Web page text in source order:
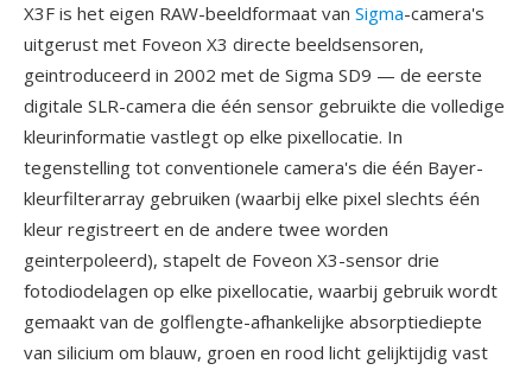
X3F is het eigen RAW-beeldformaat van Sigma-camera's
uitgerust met Foveon X3 directe beeldsensoren,
geintroduceerd in 2002 met de Sigma SD9 — de eerste
digitale SLR-camera die één sensor gebruikte die volledige
kleurinformatie vastlegt op elke pixellocatie. In
tegenstelling tot conventionele camera's die één Bayer-
kleurfilterarray gebruiken (waarbij elke pixel slechts één
kleur registreert en de andere twee worden
geinterpoleerd), stapelt de Foveon X3-sensor drie
fotodiodelagen op elke pixellocatie, waarbij gebruik wordt
gemaakt van de golflengte-afhankelijke absorptiediepte
van silicium om blauw, groen en rood licht gelijktijdig vast